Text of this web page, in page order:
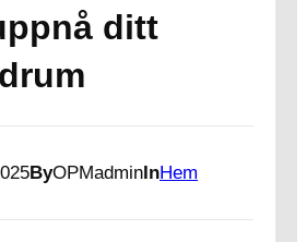
ditt
ByOPMadminInHem